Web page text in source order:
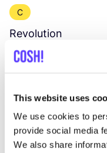
This website uses
We use cookies to
provide social media
We also share
C
Revolution
Vêtements